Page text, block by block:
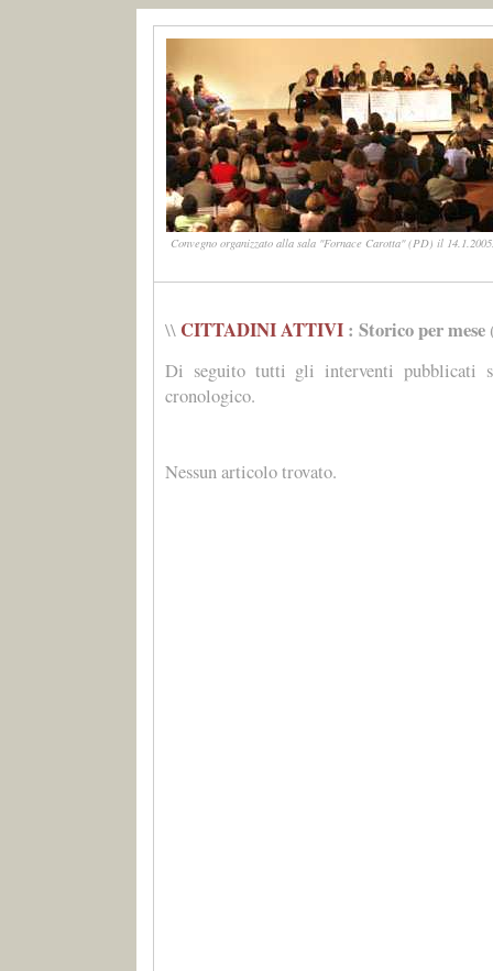
Convegno organizzato alla sala "Fornace Carotta" (PD) il
\\ CITTADINI ATTIVI : Storico per mese
Di seguito tutti gli interventi pubblicati
cronologico.
Nessun articolo trovato.